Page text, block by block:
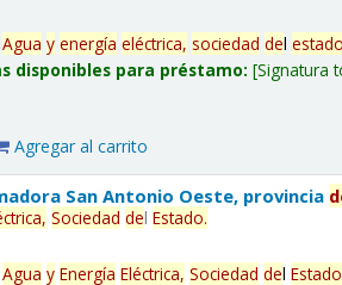
Agua y energía eléctrica, sociedad delestado
disponibles para préstamo: Signatura
Agregar al carrito
San Antonio Oeste, provincia
Sociedad delEstado.
Agua y Energía Eléctrica, Sociedad delEstado